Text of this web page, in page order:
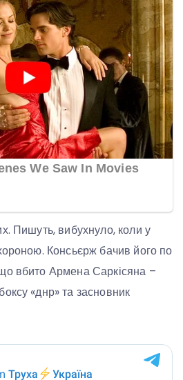
Пишуть, вибухнуло, коли у
Консьєрж бачив його по
вбито Армена Саркісяна –
«днр» та засновник